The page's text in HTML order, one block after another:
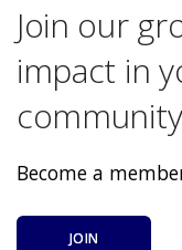
Join our
impact in
Become a
JOIN